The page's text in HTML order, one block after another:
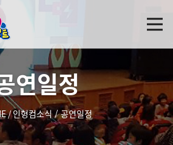
연일정
/인형컴소식/공연일정